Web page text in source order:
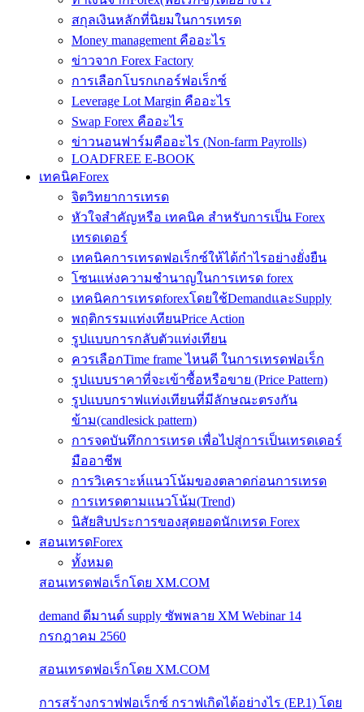
สกุลเงินหลักที่นิยมในการเทรด
Money management คืออะไร
ข่าวจาก Forex Factory
การเลือกโบรกเกอร์ฟอเร็กซ์
Leverage Lot Margin คืออะไร
Swap Forex คืออะไร
ข่าวนอนฟาร์มคืออะไร (Non-farm Payrolls)
LOADFREE E-BOOK
เทคนิคForex
จิตวิทยาการเทรด
หัวใจสำคัญหรือ เทคนิค สำหรับการเป็น Forex
เทรดเดอร์
เทคนิคการเทรดฟอเร็กซ์ให้ได้กำไรอย่างยั่งยืน
โซนแห่งความชำนาญในการเทรด forex
เทคนิคการเทรดforexโดยใช้DemandและSupply
พฤติกรรมแท่งเทียนPrice Action
รูปแบบการกลับตัวแท่งเทียน
ควรเลือกTime frame ไหนดี ในการเทรดฟอเร็ก
รูปแบบราคาที่จะเข้าซื้อหรือขาย (Price Pattern)
รูปแบบกราฟแท่งเทียนที่มีลักษณะตรงกัน
ข้าม(candlesick pattern)
การจดบันทึกการเทรด เพื่อไปสู่การเป็นเทรดเดอร์
มืออาชีพ
การวิเคราะห์แนวโน้มของตลาดก่อนการเทรด
การเทรดตามแนวโน้ม(Trend)
นิสัยสิบประการของสุดยอดนักเทรด Forex
สอนเทรดForex
ทั้งหมด
สอนเทรดฟอเร็กโดย XM.COM
demand ดีมานด์ supply ซัพพลาย XM Webinar 14
กรกฎาคม 2560
สอนเทรดฟอเร็กโดย XM.COM
การสร้างกราฟฟอเร็กซ์ กราฟเกิดได้อย่างไร (EP.1) โดย